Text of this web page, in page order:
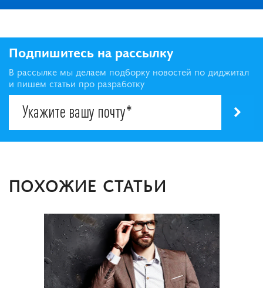
Подпишитесь на рассылку
В рассылке мы делаем подборку новостей по диджитал
и пишем статьи про разработку
ПОХОЖИЕ СТАТЬИ